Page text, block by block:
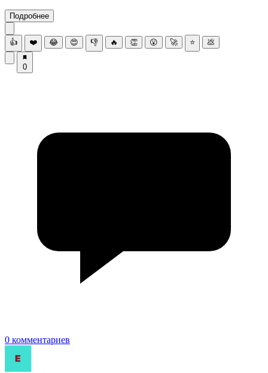
Подробнее
👍 ❤️ 😂 😍 👎 🔥 👏 😮 🚀 ⭐ 💩
0
0 комментариев